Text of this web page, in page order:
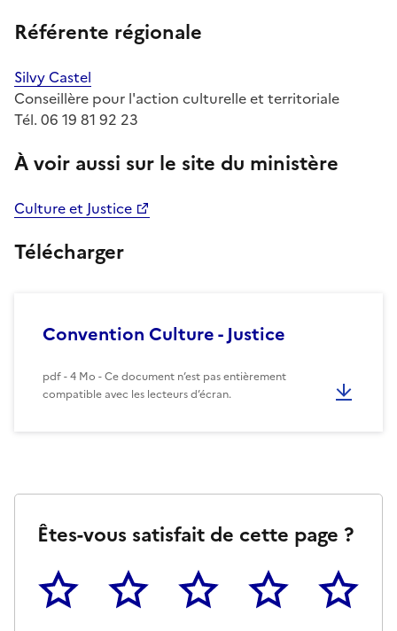
Référente régionale
Silvy Castel
Conseillère pour l'action culturelle et territoriale
Tél. 06 19 81 92 23
À voir aussi sur le site du ministère
Culture et Justice
Télécharger
Convention Culture - Justice
pdf - 4 Mo - Ce document n’est pas entièrement
compatible avec les lecteurs d’écran.
Êtes-vous satisfait de cette page ?
1 2 3 4 5